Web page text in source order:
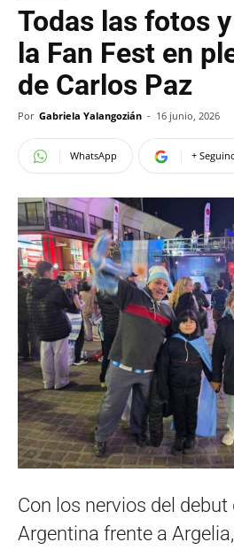
Todas las fotos
la Fan Fest en
de Carlos Paz
Por Gabriela Yalangozián - 16 junio, 2026
WhatsApp +
Con los nervios del debut
Argentina frente a